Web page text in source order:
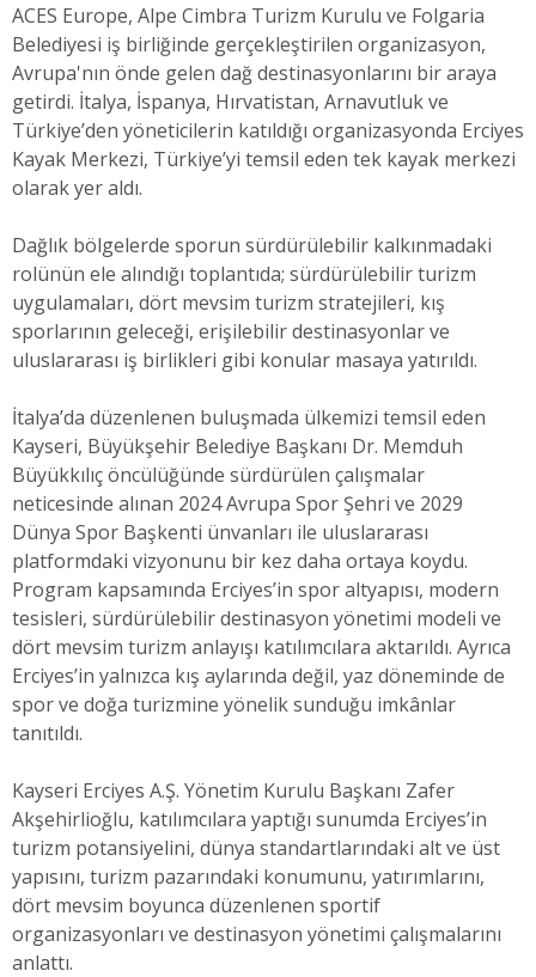
ACES Europe, Alpe Cimbra Turizm Kurulu ve Folgaria
Belediyesi iş birliğinde gerçekleştirilen organizasyon,
Avrupa'nın önde gelen dağ destinasyonlarını bir araya
getirdi. İtalya, İspanya, Hırvatistan, Arnavutluk ve
Türkiye’den yöneticilerin katıldığı organizasyonda Erciyes
Kayak Merkezi, Türkiye’yi temsil eden tek kayak merkezi
olarak yer aldı.
Dağlık bölgelerde sporun sürdürülebilir kalkınmadaki
rolünün ele alındığı toplantıda; sürdürülebilir turizm
uygulamaları, dört mevsim turizm stratejileri, kış
sporlarının geleceği, erişilebilir destinasyonlar ve
uluslararası iş birlikleri gibi konular masaya yatırıldı.
İtalya’da düzenlenen buluşmada ülkemizi temsil eden
Kayseri, Büyükşehir Belediye Başkanı Dr. Memduh
Büyükkılıç öncülüğünde sürdürülen çalışmalar
neticesinde alınan 2024 Avrupa Spor Şehri ve 2029
Dünya Spor Başkenti ünvanları ile uluslararası
platformdaki vizyonunu bir kez daha ortaya koydu.
Program kapsamında Erciyes’in spor altyapısı, modern
tesisleri, sürdürülebilir destinasyon yönetimi modeli ve
dört mevsim turizm anlayışı katılımcılara aktarıldı. Ayrıca
Erciyes’in yalnızca kış aylarında değil, yaz döneminde de
spor ve doğa turizmine yönelik sunduğu imkânlar
tanıtıldı.
Kayseri Erciyes A.Ş. Yönetim Kurulu Başkanı Zafer
Akşehirlioğlu, katılımcılara yaptığı sunumda Erciyes’in
turizm potansiyelini, dünya standartlarındaki alt ve üst
yapısını, turizm pazarındaki konumunu, yatırımlarını,
dört mevsim boyunca düzenlenen sportif
organizasyonları ve destinasyon yönetimi çalışmalarını
anlattı.